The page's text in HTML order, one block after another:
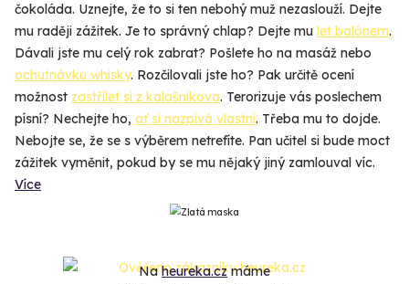
čokoláda. Uznejte, že to si ten nebohý muž nezaslouží. Dejte
mu raději zážitek. Je to správný chlap? Dejte mu let balónem.
Dávali jste mu celý rok zabrat? Pošlete ho na masáž nebo
ochutnávku whisky. Rozčilovali jste ho? Pak určitě ocení
možnost zastřílet si z kalašnikova. Terorizuje vás poslechem
písní? Nechejte ho, ať si nazpívá vlastní. Třeba mu to dojde.
Nebojte se, že se s výběrem netrefíte. Pan učitel si bude moct
zážitek vyměnit, pokud by se mu nějaký jiný zamlouval víc.
Více
Naheureka.czmáme